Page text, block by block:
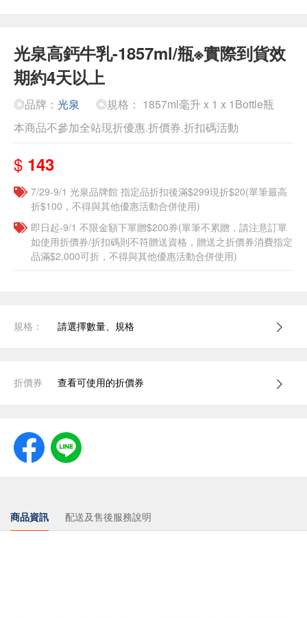
光泉高鈣牛乳-1857ml/瓶※實際到貨效
期約4天以上
◎品牌： 光泉
◎規格： 1857ml毫升 x 1 x 1Bottle瓶
本商品不參加全站現折優惠.折價券.折扣碼活動
$ 143
7/29-9/1 光泉品牌館 指定品折扣後滿$299現折$20(單筆最高
折$100，不得與其他優惠活動合併使用)
即日起-9/1 不限金額下單贈$200券(單筆不累贈，請注意訂單
如使用折價券/折扣碼則不符贈送資格，贈送之折價券消費指定
品滿$2,000可折，不得與其他優惠活動合併使用)
規格： 請選擇數量、規格
折價券 查看可使用的折價券
商品資訊 配送及售後服務說明